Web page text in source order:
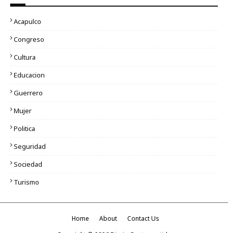
Acapulco
Congreso
Cultura
Educacion
Guerrero
Mujer
Politica
Seguridad
Sociedad
Turismo
Home About
Contact Us